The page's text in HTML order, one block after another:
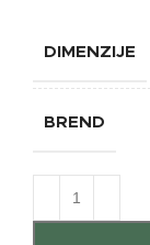
DIMENZIJE
BREND